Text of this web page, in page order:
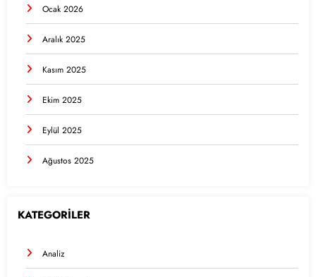
Ocak 2026
Aralık 2025
Kasım 2025
Ekim 2025
Eylül 2025
Ağustos 2025
KATEGORİLER
Analiz